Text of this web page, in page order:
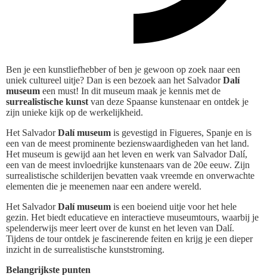
Ben je een kunstliefhebber of ben je gewoon op zoek naar een
uniek cultureel uitje? Dan is een bezoek aan het SalvadorDalí
museum een must! In dit museum maak je kennis met de
surrealistische kunst van deze Spaanse kunstenaar en ontdek je
zijn unieke kijk op de werkelijkheid.
Het SalvadorDalí museum is gevestigd in Figueres, Spanje en is
een van de meest prominente bezienswaardigheden van het land.
Het museum is gewijd aan het leven en werk van Salvador Dalí,
een van de meest invloedrijke kunstenaars van de 20e eeuw. Zijn
surrealistische schilderijen bevatten vaak vreemde en onverwachte
elementen die je meenemen naar een andere wereld.
Het SalvadorDalí museum is een boeiend uitje voor het hele
gezin. Het biedt educatieve en interactieve museumtours, waarbij je
spelenderwijs meer leert over de kunst en het leven van Dalí.
Tijdens de tour ontdek je fascinerende feiten en krijg je een dieper
inzicht in de surrealistische kunststroming.
Belangrijkste punten